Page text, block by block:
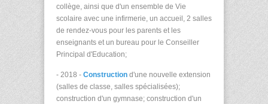
collège, ainsi que d'un ensemble de Vie
scolaire avec une infirmerie, un accueil, 2 salles
de rendez-vous pour les parents et les
enseignants et un bureau pour le Conseiller
Principal d'Education;
- 2018 - Construction d'une nouvelle extension
(salles de classe, salles spécialisées);
construction d'un gymnase; construction d'un